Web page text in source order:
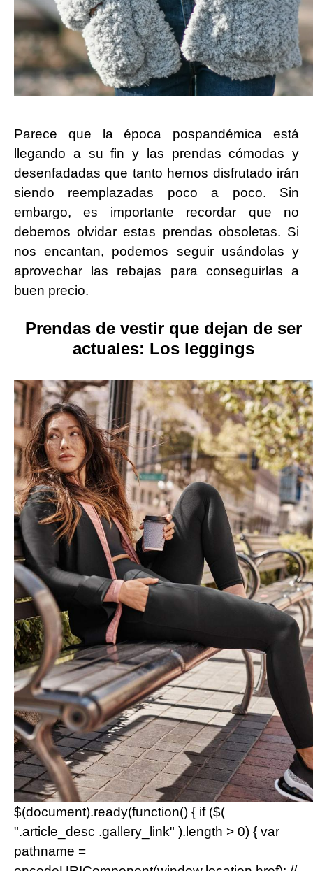
Parece que la época pospandémica está
llegando a su fin y las prendas cómodas y
desenfadadas que tanto hemos disfrutado irán
siendo reemplazadas poco a poco. Sin
embargo, es importante recordar que no
debemos olvidar estas prendas obsoletas. Si
nos encantan, podemos seguir usándolas y
aprovechar las rebajas para conseguirlas a
buen precio.
Prendas de vestir que dejan de ser
actuales: Los leggings
$(document).ready(function() { if ($(
".article_desc .gallery_link" ).length > 0) { var
pathname =